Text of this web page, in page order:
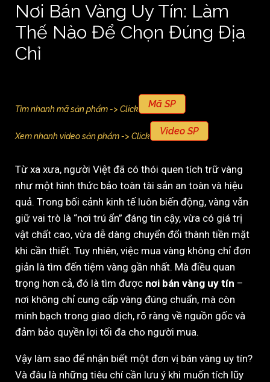
Nơi Bán Vàng Uy Tín: Làm
Thế Nào Để Chọn Đúng Địa
Chỉ
Tìm nhanh mã sản phẩm -> Click Mã SP
Xem nhanh video sản phẩm -> Click Video SP
Từ xa xưa, người Việt đã có thói quen tích trữ vàng
như một hình thức bảo toàn tài sản an toàn và hiệu
quả. Trong bối cảnh kinh tế luôn biến động, vàng vẫn
giữ vai trò là “nơi trú ẩn” đáng tin cậy, vừa có giá trị
vật chất cao, vừa dễ dàng chuyển đổi thành tiền mặt
khi cần thiết. Tuy nhiên, việc mua vàng không chỉ đơn
giản là tìm đến tiệm vàng gần nhất. Mà điều quan
trọng hơn cả, đó là tìm được nơi bán vàng uy tín –
nơi không chỉ cung cấp vàng đúng chuẩn, mà còn
minh bạch trong giao dịch, rõ ràng về nguồn gốc và
đảm bảo quyền lợi tối đa cho người mua.
Vậy làm sao để nhận biết một đơn vị bán vàng uy tín?
Và đâu là những tiêu chí cần lưu ý khi muốn tích lũy